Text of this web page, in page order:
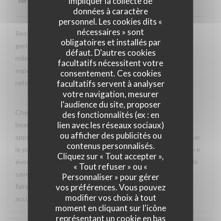
données à caractère
personnel. Les cookies dits «
nécessaires » sont
obligatoires et installés par
défaut. D'autres cookies
facultatifs nécessitent votre
consentement. Ces cookies
facultatifs servent à analyser
votre navigation, mesurer
l'audience du site, proposer
des fonctionnalités (ex : en
lien avec les réseaux sociaux)
ou afficher des publicités ou
contenus personnalisés.
Cliquez sur « Tout accepter »,
« Tout refuser » ou «
Personnaliser » pour gérer
vos préférences. Vous pouvez
modifier vos choix à tout
moment en cliquant sur l'icône
représentant un cookie en bas
Restaurant tres agreable, personnel avec expertise, tres
gentil et amable avec esprit! Cuisine simple et raffiné au
même temps, avec goût. Location charmante, pour un
experience que merece de retourner plusieur fois. Je
retournerai
La Closerie des Lilasa répondu à cet avis
Cher Emanuele, Nous recevons vos compliments avec
beaucoup de plaisir. Nous sommes ravis que vous ayez
apprécié le charme des lieux, la qualité de la cuisine ainsi que
le professionnalisme et la gentillesse de notre équipe. Votre
évocation d’une cuisine à la fois simple, raffinée et pleine de
saveurs reflète parfaitement l’esprit que nous souhaitons
faire vivre à nos hôtes. Nous aurons grand plaisir à vous
accueillir de nouveau à La Closerie des Lilas ✨